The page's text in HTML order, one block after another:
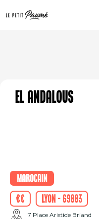
El Andalous
Marocain
€€
Lyon - 69003
7 Place Aristide Briand